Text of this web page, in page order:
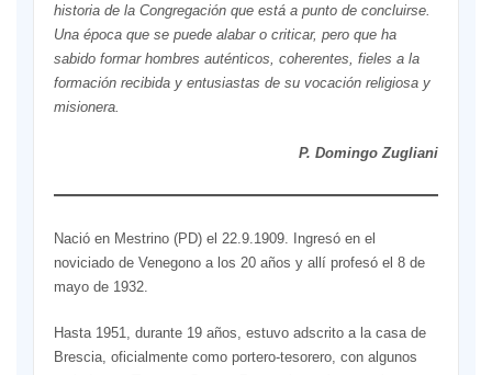
historia de la Congregación que está a punto de concluirse.
Una época que se puede alabar o criticar, pero que ha
sabido formar hombres auténticos, coherentes, fieles a la
formación recibida y entusiastas de su vocación religiosa y
misionera.
P. Domingo Zugliani
Nació en Mestrino (PD) el 22.9.1909. Ingresó en el
noviciado de Venegono a los 20 años y allí profesó el 8 de
mayo de 1932.
Hasta 1951, durante 19 años, estuvo adscrito a la casa de
Brescia, oficialmente como portero-tesorero, con algunos